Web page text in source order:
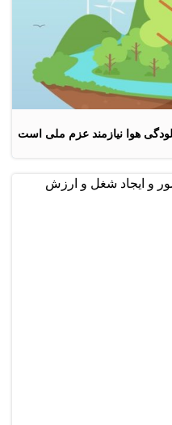
هوا نیازمند عزم ملی است